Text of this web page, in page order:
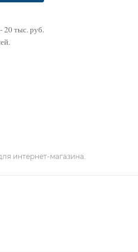
20 тыс. руб.
интернет-магазина.